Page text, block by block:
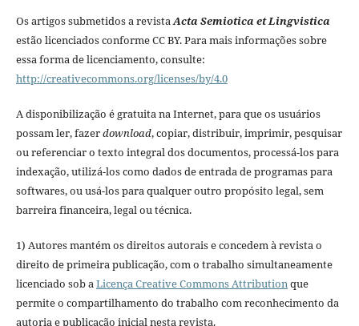
Os artigos submetidos a revistaActa Semiotica et Lingvistica
estão licenciados conforme CC BY. Para mais informações sobre
essa forma de licenciamento, consulte:
http://creativecommons.org/licenses/by/4.0
A disponibilização é gratuita na Internet, para que os usuários
possam ler, fazerdownload, copiar, distribuir, imprimir, pesquisar
ou referenciar o texto integral dos documentos, processá-los para
indexação, utilizá-los como dados de entrada de programas para
softwares, ou usá-los para qualquer outro propósito legal, sem
barreira financeira, legal ou técnica.
1) Autores mantém os direitos autorais e concedem à revista o
direito de primeira publicação, com o trabalho simultaneamente
licenciado sob aLicença Creative Commons Attributionque
permite o compartilhamento do trabalho com reconhecimento da
autoria e publicação inicial nesta revista.